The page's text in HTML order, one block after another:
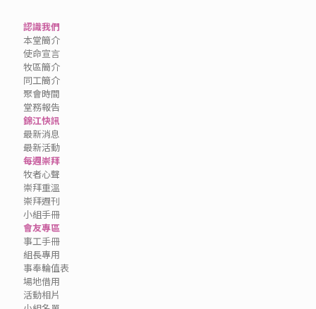
認識我們
本堂簡介
使命宣言
牧區簡介
同工簡介
聚會時間
堂務報告
錦江快訊
最新消息
最新活動
每週崇拜
牧者心聲
崇拜重溫
崇拜週刊
小組手冊
會友專區
事工手冊
組長專用
事奉輪值表
場地借用
活動相片